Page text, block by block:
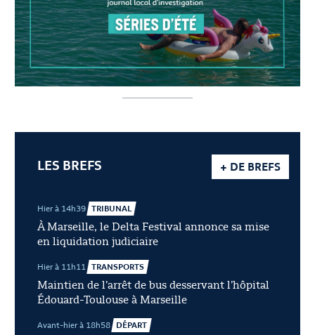
LES BREFS + DE BREFS
Hier à 14h39 TRIBUNAL
À Marseille, le Delta Festival annonce sa mise
en liquidation judiciaire
Hier à 11h11 TRANSPORTS
Maintien de l’arrêt de bus desservant l’hôpital
Édouard-Toulouse à Marseille
Avant-hier à 18h58 DÉPART